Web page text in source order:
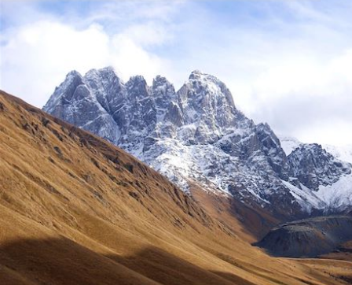
exemple d'architecture religieuse médiévale caucasienne.
Balade caucasienne : montagnes et monastères
Effectuer unerandonnée en Géorgie, c’est aussi randonner
dans la chaîne du Caucase frontière géographique entre
l’Europe et l’Asie, recouvrant une partie du pays. Le Haut-
Caucase renferme tout un pan de l’histoire religieuse de la
Géorgie, que redécouvrent peu à peu les groupes venus
marcher dans ces belles montagnes. Monastères et églises
orthodoxes ornées de remarquables peintures murales,
renferment des chefs-d'œuvre d’art religieux : icônes, pièces
incrustées d’or, etc.